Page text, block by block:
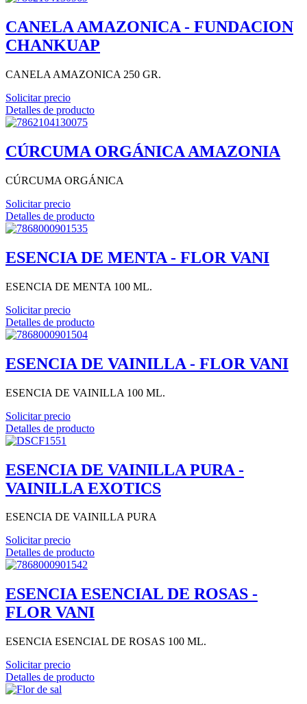
CANELA AMAZONICA - FUNDACION
CHANKUAP
CANELA AMAZONICA 250 GR.
Solicitar precio
Detalles de producto
CÚRCUMA ORGÁNICA AMAZONIA
CÚRCUMA ORGÁNICA
Solicitar precio
Detalles de producto
ESENCIA DE MENTA - FLOR VANI
ESENCIA DE MENTA 100 ML.
Solicitar precio
Detalles de producto
ESENCIA DE VAINILLA - FLOR VANI
ESENCIA DE VAINILLA 100 ML.
Solicitar precio
Detalles de producto
ESENCIA DE VAINILLA PURA -
VAINILLA EXOTICS
ESENCIA DE VAINILLA PURA
Solicitar precio
Detalles de producto
ESENCIA ESENCIAL DE ROSAS -
FLOR VANI
ESENCIA ESENCIAL DE ROSAS 100 ML.
Solicitar precio
Detalles de producto